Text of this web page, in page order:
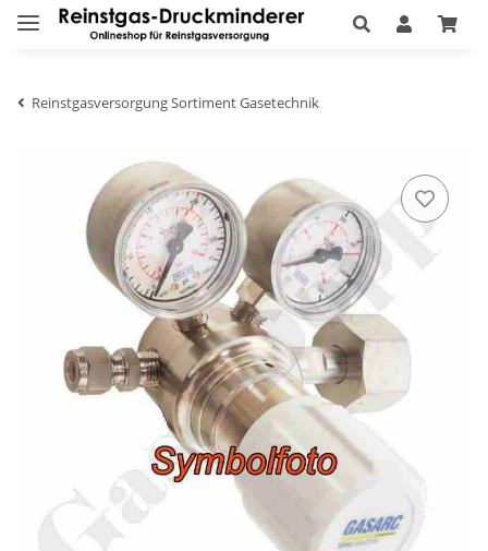
Reinstgasversorgung Sortiment Gasetechnik